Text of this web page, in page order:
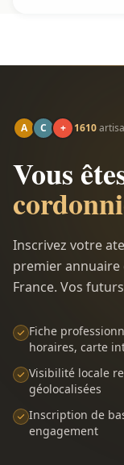
A C + 1610
Vous
Inscrivez votre
premier annuaire
France. Vos
Fiche
horaires, carte
Visibilité locale
géolocalisées
Inscription de
engagement